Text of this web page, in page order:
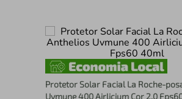
Protetor Solar Facial La Roche-
Uvmune 400 Airlicium Cor 2.0